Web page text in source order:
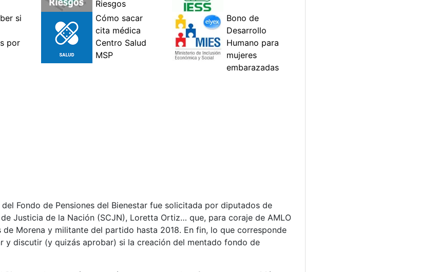
Fondo de Pensiones del Bienestar fue solicitada por diputados de
Justicia de la Nación (SCJN), Loretta Ortiz… que, para coraje de AMLO
Morena y militante del partido hasta 2018. En fin, lo que corresponde
y discutir (y quizás aprobar) si la creación del mentado fondo de